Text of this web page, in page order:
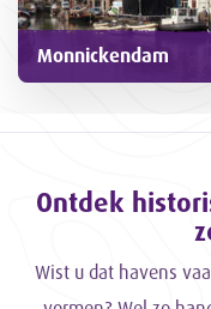
Monnickendam
Ontdek
Wist u dat havens